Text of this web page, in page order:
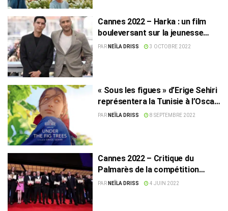
Cannes 2022 – Harka : un film
bouleversant sur la jeunesse
tunisienne en quête d’un avenir
PAR NEÏLA DRISS 3 OCTOBRE 2022
« Sous les figues » d’Erige Sehiri
représentera la Tunisie à l’Oscar
2023 du Meilleur Film
PAR NEÏLA DRISS 8 SEPTEMBRE 2022
Cannes 2022 – Critique du
Palmarès de la compétition
officielle longs métrages
PAR NEÏLA DRISS 4 JUIN 2022